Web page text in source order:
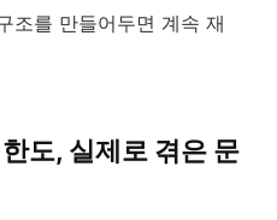
조를 만들어두면 계속 재
도, 실제로 겪은 문